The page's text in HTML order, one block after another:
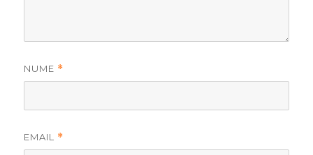
NUME *
EMAIL *